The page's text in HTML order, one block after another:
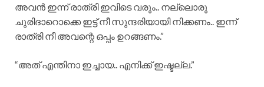
അവൻ ഇന്ന് രാത്രി ഇവിടെ വരും.. നല്ലൊരു
ചുരിദാറൊക്കെ ഇട്ട് നീ സുന്ദരിയായി നിക്കണം.. ഇന്ന്
രാത്രി നീ അവന്റെ ഒപ്പം ഉറങ്ങണം.”
“അത് എന്തിനാ ഇച്ചായ.. എനിക്ക് ഇഷ്ടല്ല.”